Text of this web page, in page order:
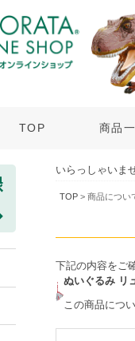
TOP 商品
いらっしゃい
TOP > 商品につい
下記の内容をご
ぬいぐるみ リ
この商品につ